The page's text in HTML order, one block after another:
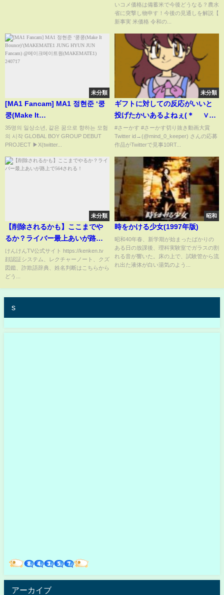
物申す！今後の見通しを解説【
新事実 米価格 令和の米騒動 物価
いコメ価格は備蓄米で今後どうなる？農水
省に突撃し物申す！今後の見通しを解説【
新事実 米価格 令和の...
未分類
[MA1 Fancam] MA1 정현준 ‘쿵
쿵(Make It
Bounce)’(MAKEMATE1 JUNG
HYUN JUN Fancam) @메이크메
이트원(MAKEMATE1) 240717
35명의 일상소년, 같은 꿈으로 향하는 모험
의 시작 GLOBAL BOY GROUP DEBUT
PROJECT ▶X(twitter...
未分類
ギフトに対しての反応がいいと
投げたかいあるよねぇ(＊´ ∨｀)
(No.15)
#さーかす #さーかす切り抜き動画大賞
Twitter id→(@mind_0_keeper) さんの応募
作品がTwitterで見事10RT...
未分類
【削除されるかも】ここまでや
るか？ライバー最上あいが路上
で564される！
けんけんTV公式サイト https://kenken.tv
顔認証システム、レクチャーノート、クズ
図鑑、詐欺語辞典、姓名判断はこちらから
どう...
昭和
時をかける少女(1997年版)
昭和40年春、新学期が始まったばかりの
ある日の放課後、理科実験室でガラスの割
れる音が響いた。床の上で、試験管から流
れ出た液体が白い湯気のよう...
s
アーカイブ